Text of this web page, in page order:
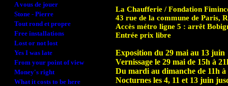
A vous de jouer
Stone - Pierre
Tout rond et propre
Free installations
Lost or not lost
Yes I was late
From your point of view
Money's right
What it costs to be here
La Chaufferie / Fondation
43 rue de la commune de Paris,
Accès métro ligne 5 : arrêt
Entrée prix libre
Exposition du 29 mai au 13 juin
Vernissage le 29 mai de 15h à
Du mardi au dimanche de 11h à
Nocturnes les 4, 11 et 13 juin